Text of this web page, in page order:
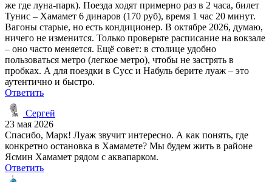
же где луна-парк). Поезда ходят примерно раз в 2 часа, билет
Тунис – Хамамет 6 динаров (170 руб), время 1 час 20 минут.
Вагоны старые, но есть кондиционер. В октябре 2026, думаю,
ничего не изменится. Только проверьте расписание на вокзале
– оно часто меняется. Ещё совет: в столице удобно
пользоваться метро (легкое метро), чтобы не застрять в
пробках. А для поездки в Сусс и Набуль берите луаж – это
аутентично и быстро.
Ответить
Сергей
23 мая 2026
Спасибо, Марк! Луаж звучит интересно. А как понять, где
конкретно остановка в Хамамете? Мы будем жить в районе
Ясмин Хамамет рядом с аквапарком.
Ответить